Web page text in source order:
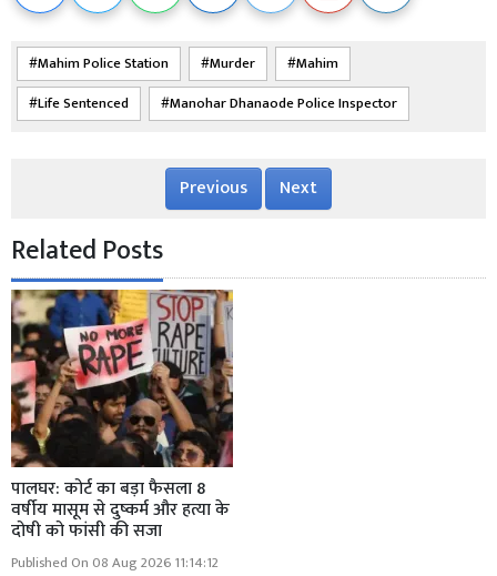
Mahim Police Station Murder
Mahim
Life Sentenced
Manohar Dhanaode Police Inspector
Previous Next
Related Posts
पालघर: कोर्ट का बड़ा फैसला 8
वर्षीय मासूम से दुष्कर्म और हत्या के
दोषी को फांसी की सजा
Published On 08 Aug 2026 11:14:12